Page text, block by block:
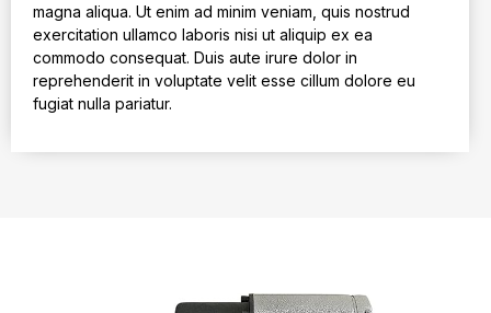
magna aliqua. Ut enim ad minim veniam, quis nostrud
exercitation ullamco laboris nisi ut aliquip ex ea
commodo consequat. Duis aute irure dolor in
reprehenderit in voluptate velit esse cillum dolore eu
fugiat nulla pariatur.